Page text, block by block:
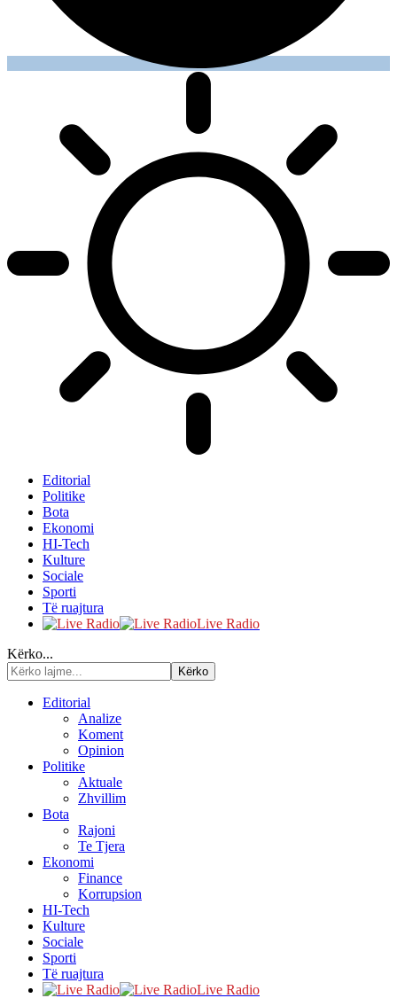
Editorial
Politike
Bota
Ekonomi
HI-Tech
Kulture
Sociale
Sporti
Të ruajtura
Live Radio
Kërko...
Editorial
Analize
Koment
Opinion
Politike
Aktuale
Zhvillim
Bota
Rajoni
Te Tjera
Ekonomi
Finance
Korrupsion
HI-Tech
Kulture
Sociale
Sporti
Të ruajtura
Live Radio